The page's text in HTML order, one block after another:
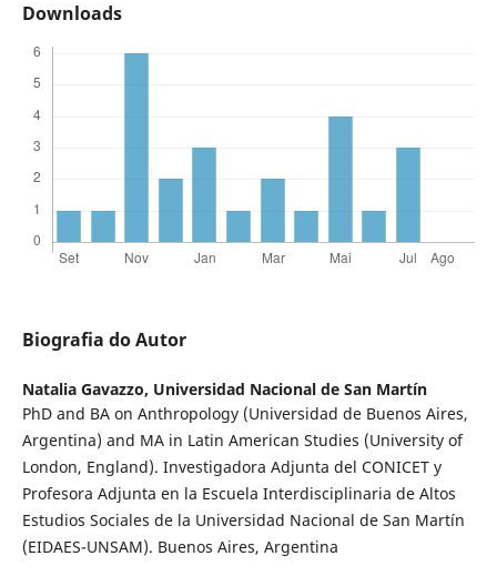
Downloads
Biografia do Autor
Natalia Gavazzo, Universidad Nacional de San Martín
PhD and BA on Anthropology (Universidad de Buenos Aires,
Argentina) and MA in Latin American Studies (University of
London, England). Investigadora Adjunta del CONICET y
Profesora Adjunta en la Escuela Interdisciplinaria de Altos
Estudios Sociales de la Universidad Nacional de San Martín
(EIDAES-UNSAM). Buenos Aires, Argentina